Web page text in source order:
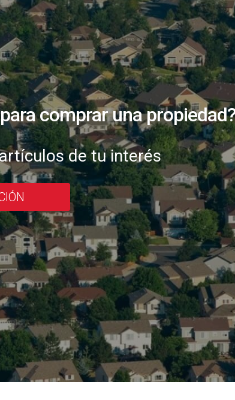
de una propiedad?